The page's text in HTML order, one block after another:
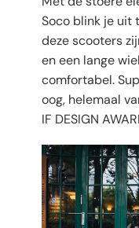
Soco blink je uit
deze scooters
en een lange
comfortabel.
oog, helemaal
IF DESIGN